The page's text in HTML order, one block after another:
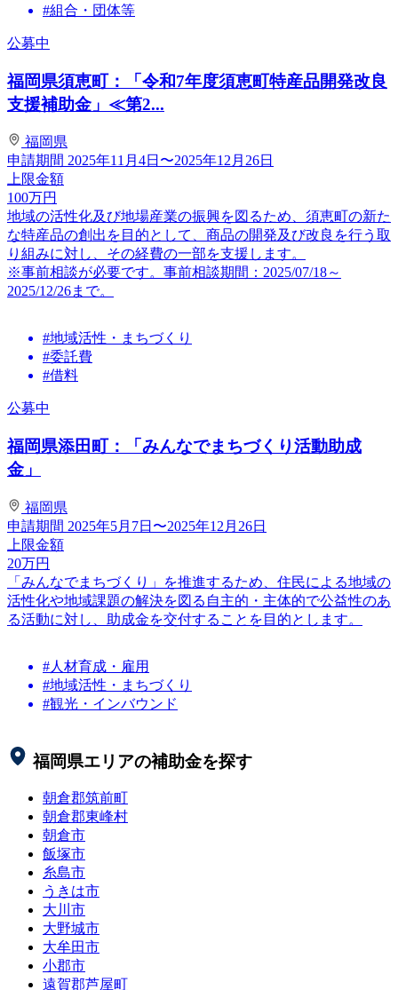
#組合・団体等
公募中
福岡県須恵町：「令和7年度須恵町特産品開発改良
支援補助金」≪第2...
福岡県
申請期間 2025年11月4日〜2025年12月26日
上限金額
100万円
地域の活性化及び地場産業の振興を図るため、須恵町の新た
な特産品の創出を目的として、商品の開発及び改良を行う取
り組みに対し、その経費の一部を支援します。
※事前相談が必要です。事前相談期間：2025/07/18～
2025/12/26まで。
#地域活性・まちづくり
#委託費
#借料
公募中
福岡県添田町：「みんなでまちづくり活動助成
金」
福岡県
申請期間 2025年5月7日〜2025年12月26日
上限金額
20万円
「みんなでまちづくり」を推進するため、住民による地域の
活性化や地域課題の解決を図る自主的・主体的で公益性のあ
る活動に対し、助成金を交付することを目的とします。
#人材育成・雇用
#地域活性・まちづくり
#観光・インバウンド
福岡県エリアの補助金を探す
朝倉郡筑前町
朝倉郡東峰村
朝倉市
飯塚市
糸島市
うきは市
大川市
大野城市
大牟田市
小郡市
遠賀郡芦屋町